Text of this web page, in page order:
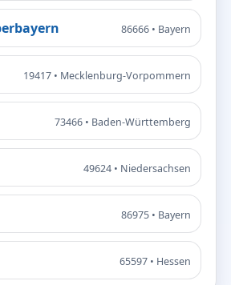
86666 • Bayern
19417 • Mecklenburg-Vorpommern
73466 • Baden-Württemberg
49624 • Niedersachsen
86975 • Bayern
65597 • Hessen